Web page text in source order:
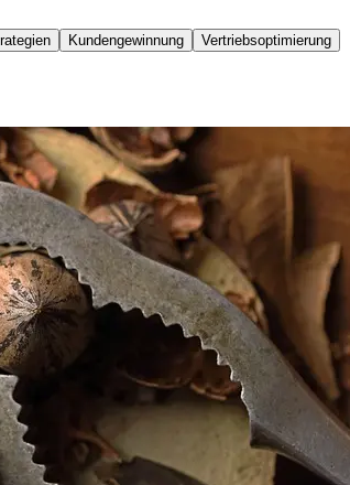
Kundengewinnung Vertriebsoptimierung